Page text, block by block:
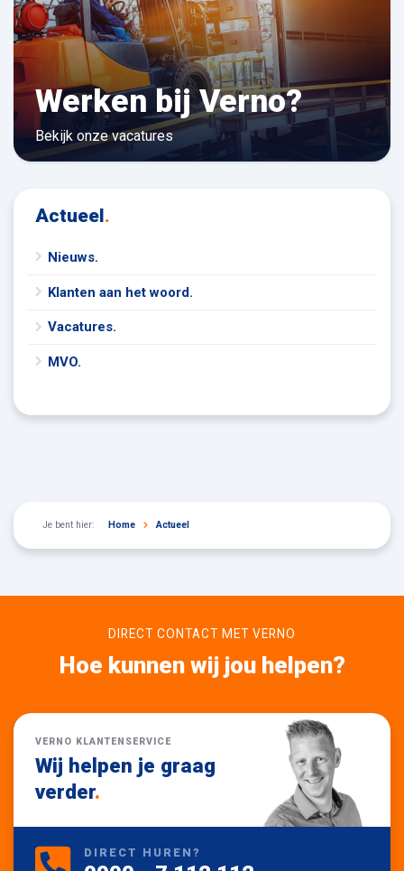
Werken bij Verno?
Bekijk onze vacatures
Actueel.
Nieuws.
Klanten aan het woord.
Vacatures.
MVO.
Je bent hier: Home Actueel
DIRECT CONTACT MET VERNO
Hoe kunnen wij jou helpen?
VERNO KLANTENSERVICE
Wij helpen je graag
verder.
DIRECT HUREN?